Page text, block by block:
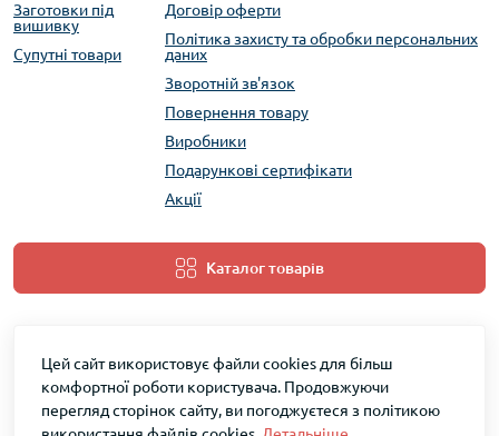
Заготовки під
вишивку
Супутні товари
Договір оферти
Політика захисту та обробки персональних
даних
Зворотній зв'язок
Повернення товару
Виробники
Подарункові сертифікати
Акції
Каталог товарів
Цей сайт використовує файли cookies для більш
комфортної роботи користувача. Продовжуючи
перегляд сторінок сайту, ви погоджуєтеся з політикою